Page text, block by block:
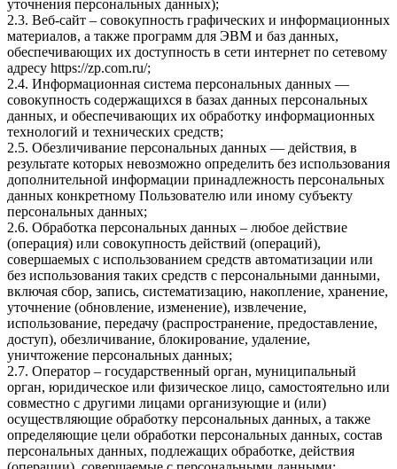
уточнения персональных данных);
2.3. Веб-сайт – совокупность графических и информационных
материалов, а также программ для ЭВМ и баз данных,
обеспечивающих их доступность в сети интернет по сетевому
адресу https://zp.com.ru/;
2.4. Информационная система персональных данных —
совокупность содержащихся в базах данных персональных
данных, и обеспечивающих их обработку информационных
технологий и технических средств;
2.5. Обезличивание персональных данных — действия, в
результате которых невозможно определить без использования
дополнительной информации принадлежность персональных
данных конкретному Пользователю или иному субъекту
персональных данных;
2.6. Обработка персональных данных – любое действие
(операция) или совокупность действий (операций),
совершаемых с использованием средств автоматизации или
без использования таких средств с персональными данными,
включая сбор, запись, систематизацию, накопление, хранение,
уточнение (обновление, изменение), извлечение,
использование, передачу (распространение, предоставление,
доступ), обезличивание, блокирование, удаление,
уничтожение персональных данных;
2.7. Оператор – государственный орган, муниципальный
орган, юридическое или физическое лицо, самостоятельно или
совместно с другими лицами организующие и (или)
осуществляющие обработку персональных данных, а также
определяющие цели обработки персональных данных, состав
персональных данных, подлежащих обработке, действия